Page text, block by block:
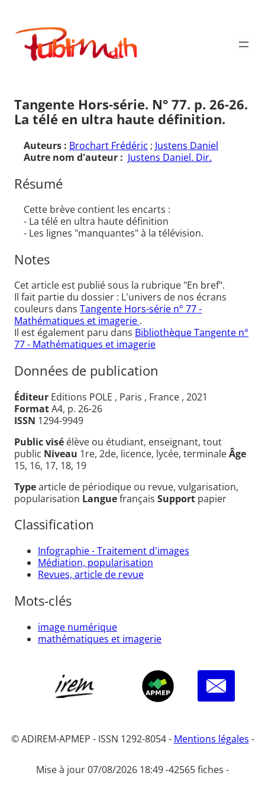
contenu
Publimath
Tangente Hors-série. N° 77. p. 26-26.
La télé en ultra haute définition.
Auteurs : Brochart Frédéric ; Justens Daniel
Autre nom d'auteur : Justens Daniel. Dir.
Résumé
Cette brève contient les encarts :
- La télé en ultra haute définition
- Les lignes "manquantes" à la télévision.
Notes
Cet article est publié sous la rubrique "En bref".
Il fait partie du dossier : L'univers de nos écrans
couleurs dans Tangente Hors-série n° 77 -
Mathématiques et imagerie .
Il est également paru dans Bibliothèque Tangente n°
77 - Mathématiques et imagerie
Données de publication
Éditeur Editions POLE , Paris , France , 2021
FormatA4, p. 26-26
ISSN 1294-9949
Public visé élève ou étudiant, enseignant, tout
public Niveau 1re, 2de, licence, lycée, terminaleÂge
15, 16, 17, 18, 19
Typearticle de périodique ou revue, vulgarisation,
popularisation Languefrançais Support papier
Classification
Infographie - Traitement d'images
Médiation, popularisation
Revues, article de revue
Mots-clés
image numérique
mathématiques et imagerie
© ADIREM-APMEP - ISSN 1292-8054 - Mentions légales -
Mise à jour 07/08/2026 18:49 -42565 fiches -